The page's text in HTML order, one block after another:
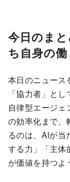
今日のま
ち自身の
本日のニュース
「協力者」と
自律型エージ
の効率化まで、
るのは、AIが当
する力」「主体
が価値を持つよ